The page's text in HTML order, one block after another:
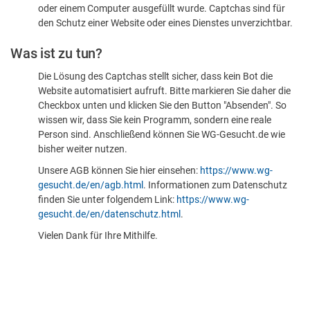
sind
oder einem Computer ausgefüllt wurde. Captchas sind für
den Schutz einer Website oder eines Dienstes unverzichtbar.
Was ist zu tun?
Die Lösung des Captchas stellt sicher, dass kein Bot die
Website automatisiert aufruft. Bitte markieren Sie daher die
Checkbox unten und klicken Sie den Button "Absenden". So
wissen wir, dass Sie kein Programm, sondern eine reale
Person sind. Anschließend können Sie WG-Gesucht.de wie
bisher weiter nutzen.
Unsere AGB können Sie hier einsehen: https://www.wg-
gesucht.de/en/agb.html . Informationen zum Datenschutz
finden Sie unter folgendem Link: https://www.wg-
gesucht.de/en/datenschutz.html .
Vielen Dank für Ihre Mithilfe.